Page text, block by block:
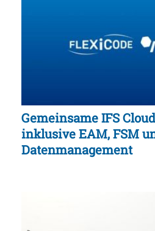
Gemeinsame IFS
inklusive EAM, FSM
Datenmanagement